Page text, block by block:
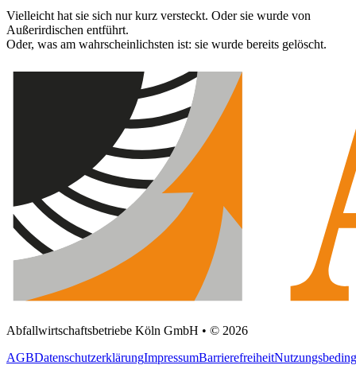
Vielleicht hat sie sich nur kurz versteckt. Oder sie wurde von
Außerirdischen entführt.
Oder, was am wahrscheinlichsten ist: sie wurde bereits gelöscht.
Abfallwirtschaftsbetriebe Köln GmbH • © 2026
AGBDatenschutzerklärungImpressumBarrierefreiheit